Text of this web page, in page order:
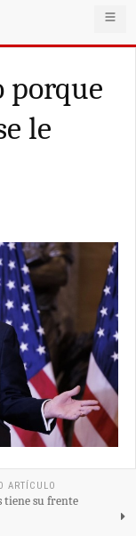
porque
le
ARTÍCULO
tiene su frente